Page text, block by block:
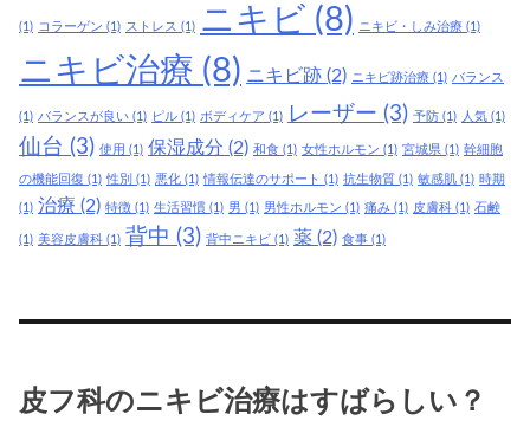
で
て
い
る
ニ
キ
ゃ
(1) コラーゲン (1) ストレス (1) ニキビ (8) ニキビ・しみ治療 (1)
ニキビ治療 (8) ニキビ跡 (2) ニキビ跡治療 (1) バランス
(1) バランスが良い (1) ピル (1) ボディケア (1) レーザー (3) 予防 (1) 人気 (1)
仙台 (3) 使用 (1) 保湿成分 (2) 和食 (1) 女性ホルモン (1) 宮城県 (1) 幹細胞
の機能回復 (1) 性別 (1) 悪化 (1) 情報伝達のサポート (1) 抗生物質 (1) 敏感肌 (1) 時期
(1) 治療 (2) 特徴 (1) 生活習慣 (1) 男 (1) 男性ホルモン (1) 痛み (1) 皮膚科 (1) 石鹸
(1) 美容皮膚科 (1) 背中 (3) 背中ニキビ (1) 薬 (2) 食事 (1)
皮フ科のニキビ治療はすばらしい？